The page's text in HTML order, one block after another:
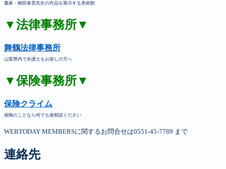
書家・柳田泰雲先生の作品を展示する美術館
▼法律事務所▼
舞鶴法律事務所
山梨県内で弁護士をお探しの方へ
▼保険事務所▼
保険クライム
保険のことなら何でも後相談ください
WEBTODAY MEMBERSに関するお問合せは0551-45-7789 まで
連絡先